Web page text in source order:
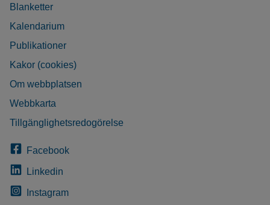
Blanketter
Kalendarium
Publikationer
Kakor (cookies)
Om webbplatsen
Webbkarta
Tillgänglighetsredogörelse
Facebook
Linkedin
Instagram